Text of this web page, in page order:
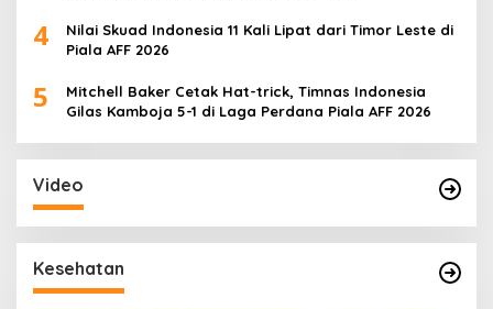
4
Nilai Skuad Indonesia 11 Kali Lipat dari Timor Leste di
Piala AFF 2026
5
Mitchell Baker Cetak Hat-trick, Timnas Indonesia
Gilas Kamboja 5-1 di Laga Perdana Piala AFF 2026
Video
Kesehatan